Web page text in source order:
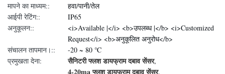
मापने का माध्यम::
हवा/पानी/तेल
आईपी रेटिंग::
IP65
अनुकूलन::
<i>Available |</i> <b>उपलब्ध |</b> <i>Customized
Request</i> <b>अनुकूलित अनुरोध</b>
संचालन तापमान।::
-20 ~ 80 ℃
प्रमुखता देना:
सैनिटरी फ्लश डायफ्राम दबाव सेंसर,
4-20ma फ्लश डायफ्राम दबाव सेंसर,